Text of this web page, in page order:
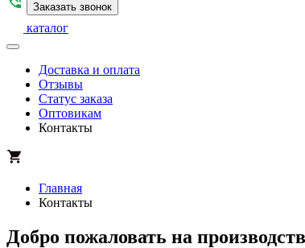
Заказать звонок
каталог
Доставка и оплата
Отзывы
Статус заказа
Оптовикам
Контакты
Главная
Контакты
Добро пожаловать на